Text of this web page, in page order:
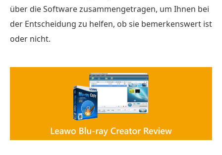
über die Software zusammengetragen, um Ihnen bei
der Entscheidung zu helfen, ob sie bemerkenswert ist
oder nicht.